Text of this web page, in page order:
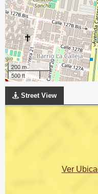
200 m
500 ft
Street View
Ver